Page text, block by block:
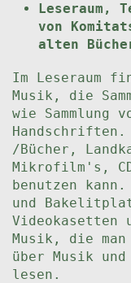
Leseraum,
von
alten
Im Leseraum
Musik, die
wie Sammlung
Handschriften.
/Bücher,
Mikrofilm's,
benutzen
und
Videokasetten
Musik, die
über Musik
lesen.